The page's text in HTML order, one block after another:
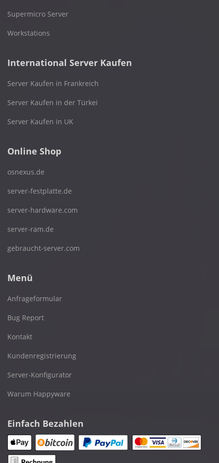
Supermicro Server
Workstations
International Server Kaufen
Server Kaufen in Frankreich
Server Kaufen in der Türkei
Server Kaufen in UK
Online Shop
osnexus.de
server-festplatte.de
server-hardware.com
server-ram.de
gebraucht-server.com
Menü
Anfrageformular
Bug Report
Kontakt
Kundenregistrierung
Server-Konfigurator
Warum Happyware
Einfach Bezahlen